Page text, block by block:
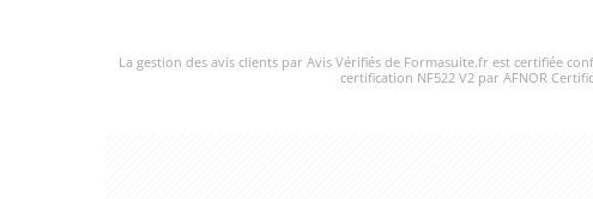
La gestion des avis clients par Avis Vérifiés de Formasuite.fr est certifiée
certification NF522 V2 par AFNOR